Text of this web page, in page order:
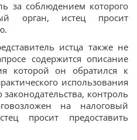
за соблюдением которого
орган, истец просит
истца также не
содержится описание
которой он обратился к
использования
контроль
на налоговый
просит предоставить